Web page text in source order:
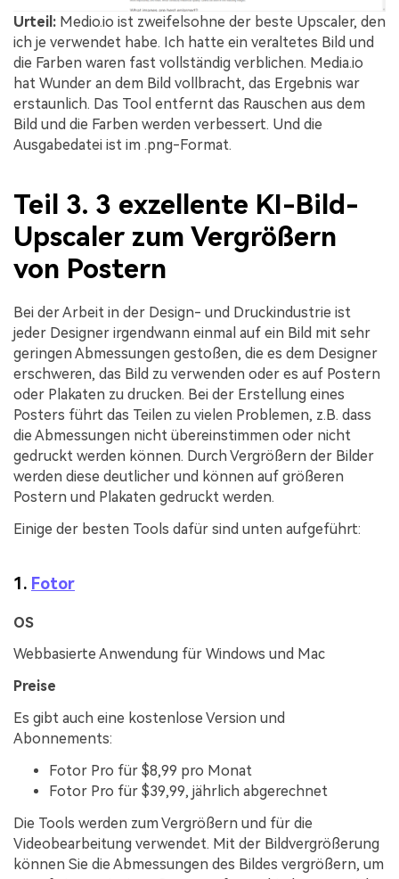
Urteil: Medio.io ist zweifelsohne der beste Upscaler, den
ich je verwendet habe. Ich hatte ein veraltetes Bild und
die Farben waren fast vollständig verblichen. Media.io
hat Wunder an dem Bild vollbracht, das Ergebnis war
erstaunlich. Das Tool entfernt das Rauschen aus dem
Bild und die Farben werden verbessert. Und die
Ausgabedatei ist im .png-Format.
Teil 3. 3 exzellente KI-Bild-
Upscaler zum Vergrößern
von Postern
Bei der Arbeit in der Design- und Druckindustrie ist
jeder Designer irgendwann einmal auf ein Bild mit sehr
geringen Abmessungen gestoßen, die es dem Designer
erschweren, das Bild zu verwenden oder es auf Postern
oder Plakaten zu drucken. Bei der Erstellung eines
Posters führt das Teilen zu vielen Problemen, z.B. dass
die Abmessungen nicht übereinstimmen oder nicht
gedruckt werden können. Durch Vergrößern der Bilder
werden diese deutlicher und können auf größeren
Postern und Plakaten gedruckt werden.
Einige der besten Tools dafür sind unten aufgeführt:
1. Fotor
OS
Webbasierte Anwendung für Windows und Mac
Preise
Es gibt auch eine kostenlose Version und
Abonnements:
Fotor Pro für $8,99 pro Monat
Fotor Pro für $39,99, jährlich abgerechnet
Die Tools werden zum Vergrößern und für die
Videobearbeitung verwendet. Mit der Bildvergrößerung
können Sie die Abmessungen des Bildes vergrößern, um